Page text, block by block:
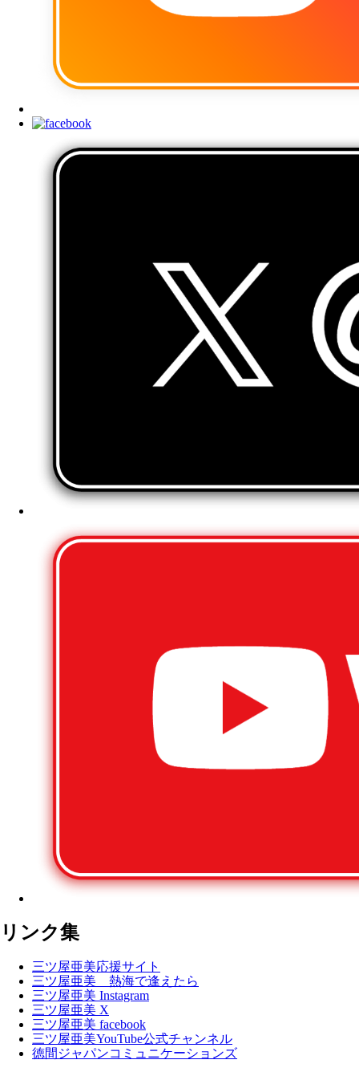
リンク集
三ツ屋亜美応援サイト
三ツ屋亜美 熱海で逢えたら
三ツ屋亜美 Instagram
三ツ屋亜美 X
三ツ屋亜美 facebook
三ツ屋亜美YouTube公式チャンネル
徳間ジャパンコミュニケーションズ